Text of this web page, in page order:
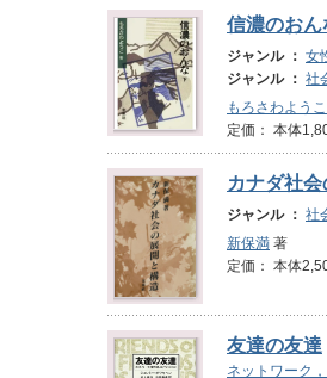
信濃のおん
ジャンル ： 女
ジャンル ： 社
もろさわようこ
定価： 本体
カナダ社
ジャンル ： 社
新保満 著
定価： 本体
友達の友達
ネットワーク